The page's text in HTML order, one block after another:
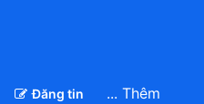
Đăng tin ... Thêm